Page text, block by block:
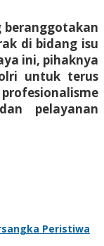
beranggotakan
di bidang isu
ini, pihaknya
untuk terus
pelayanan
Peristiwa